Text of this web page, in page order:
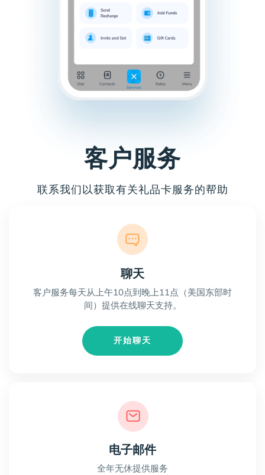
客户服务
联系我们以获取有关礼品卡服务的帮助
聊天
客户服务每天从上午10点到晚上11点（美国东部时
间）提供在线聊天支持。
开始聊天
电子邮件
全年无休提供服务